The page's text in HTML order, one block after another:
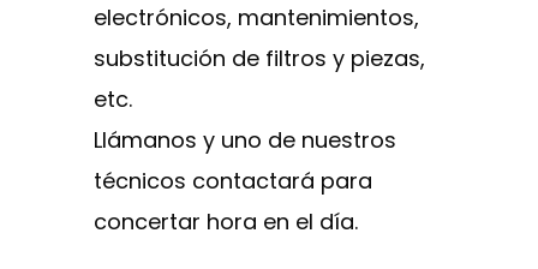
electrónicos, mantenimientos,
substitución de filtros y piezas,
etc.
Llámanos y uno de nuestros
técnicos contactará para
concertar hora en el día.